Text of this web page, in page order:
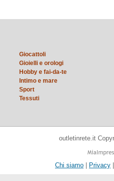
Giocattoli
Gioielli e orologi
Hobby e fai-da-te
Intimo e mare
Sport
Tessuti
outletinrete.it
Chi siamo | Privacy